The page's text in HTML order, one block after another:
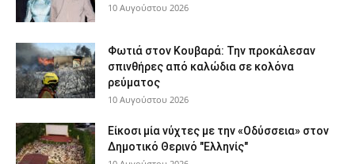
10 Αυγούστου 2026
Φωτιά στον Κουβαρά: Την προκάλεσαν
σπινθήρες από καλώδια σε κολόνα
ρεύματος
10 Αυγούστου 2026
Είκοσι μία νύχτες με την «Οδύσσεια» στον
Δημοτικό Θερινό "Ελληνίς"